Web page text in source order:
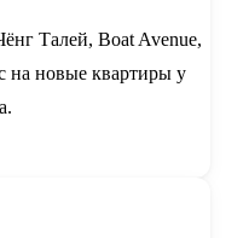
Талей, Boat Avenue,
на новые квартиры у